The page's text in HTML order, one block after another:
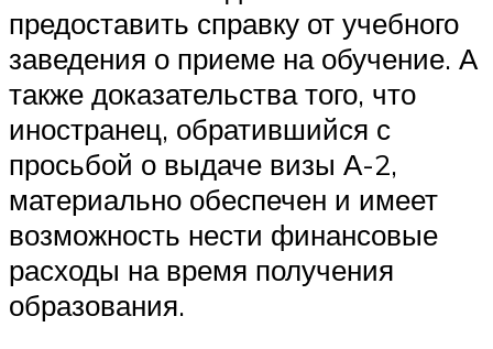
предоставить справку от учебного
заведения о приеме на обучение. А
также доказательства того, что
иностранец, обратившийся с
просьбой о выдаче визы А-2,
материально обеспечен и имеет
возможность нести финансовые
расходы на время получения
образования.